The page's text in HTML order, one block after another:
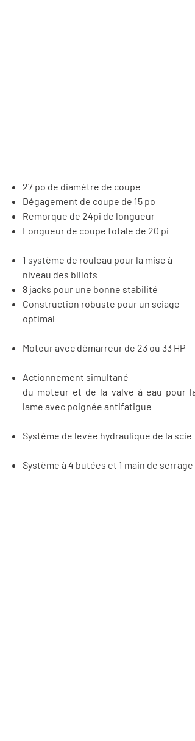
27 po de diamètre de coupe
Dégagement de coupe de 15 po
Remorque de 24pi de longueur
Longueur de coupe totale de 20 pi
1 système de rouleau pour la mise à
niveau des billots
8 jacks pour une bonne stabilité
Construction robuste pour un sciage
optimal
Moteur avec démarreur de 23 ou 33 HP
Actionnement simultané
du moteur et de la valve à eau pour la
lame avec poignée antifatigue
Système de levée hydraulique de la scie
Système à 4 butées et 1 main de serrage